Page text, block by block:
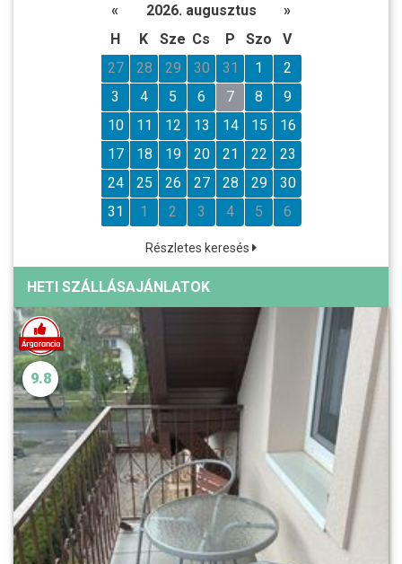
« 2026. augusztus
»
H
K Sze Cs P Szo
V
27
28 29 30 31 1
2
3
4 5 6 7 8
9
10
11 12 13 14 15
16
17
18 19 20 21 22
23
24
25 26 27 28 29
30
31
1 2 3 4 5 6
Részletes keresés
HETI SZÁLLÁSAJÁNLATOK
9.8